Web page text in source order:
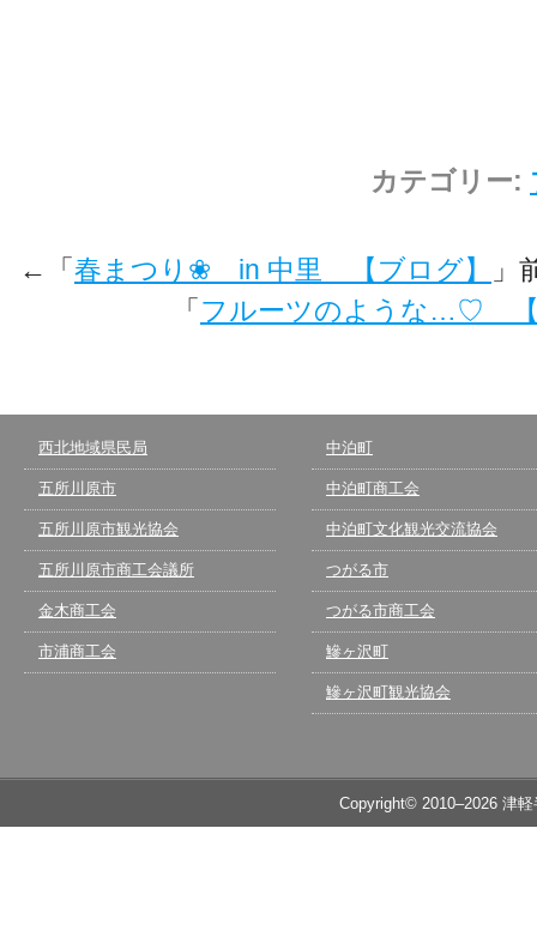
カテゴリー:
←「春まつり❀ in 中里 【ブログ】
「フルーツのような…♡ 【
西北地域県民局
五所川原市
五所川原市観光協会
五所川原市商工会議所
金木商工会
市浦商工会
中泊町
中泊町商工会
中泊町文化観光交流協会
つがる市
つがる市商工会
鰺ヶ沢町
鰺ヶ沢町観光協会
Copyright© 2010–2026 津